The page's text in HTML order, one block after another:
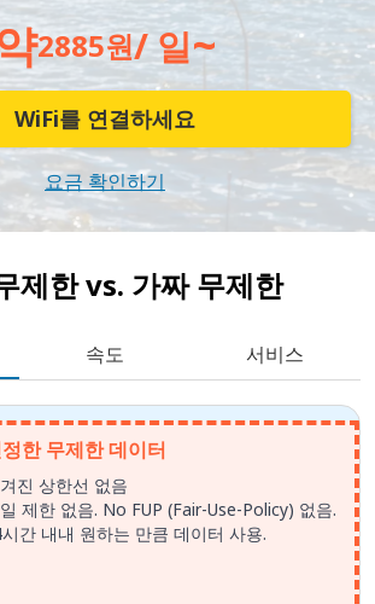
2885원/ 일~
WiFi를 연결하세요
요금 확인하기
제한 vs. 가짜 무제한
속도 서비스
한 무제한 데이터
진 상한선 없음
제한 없음. No FUP (Fair-Use-Policy) 없음.
간 내내 원하는 만큼 데이터 사용.